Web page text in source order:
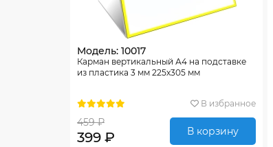
Модель: 10017
Карман вертикальный А4 на подставке
из пластика 3 мм 225х305 мм
В избранное
459 ₽
399 ₽ В корзину